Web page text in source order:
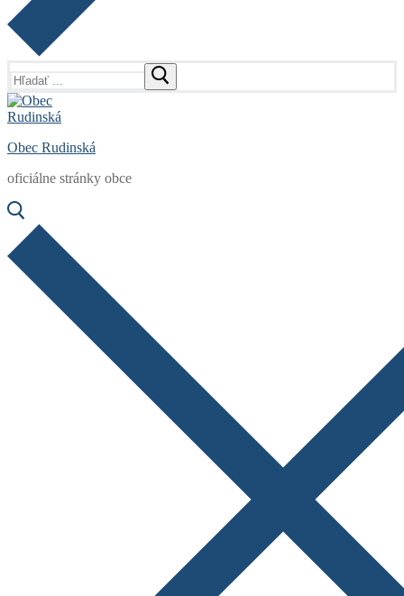
Obec Rudinská
oficiálne stránky obce